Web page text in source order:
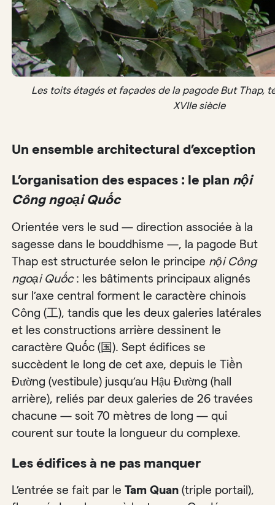
Les toits étagés et façades de la pagode But Thap,
XVIIe siècle
Un ensemble architectural d’exception
L’organisation des espaces : le plan nội
Công ngoại Quốc
Orientée vers le sud — direction associée à la
sagesse dans le bouddhisme —, la pagode But
Thap est structurée selon le principe nội Công
ngoại Quốc: les bâtiments principaux alignés
sur l’axe central forment le caractère chinois
Công (工), tandis que les deux galeries latérales
et les constructions arrière dessinent le
caractère Quốc (国). Sept édifices se
succèdent le long de cet axe, depuis le Tiền
Đường (vestibule) jusqu’au Hậu Đường (hall
arrière), reliés par deux galeries de 26 travées
chacune — soit 70 mètres de long — qui
courent sur toute la longueur du complexe.
Les édifices à ne pas manquer
L’entrée se fait par leTam Quan (triple portail),